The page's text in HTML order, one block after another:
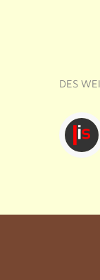
DES